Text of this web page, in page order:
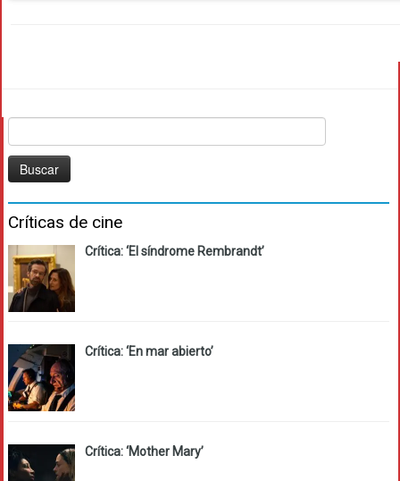
Críticas de cine
Crítica: ‘El síndrome Rembrandt’
Crítica: ‘En mar abierto’
Crítica: ‘Mother Mary’